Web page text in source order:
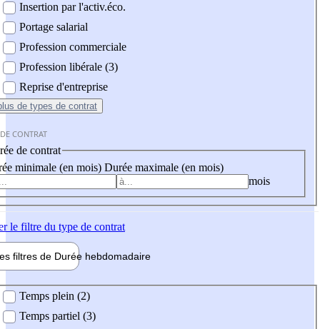
Insertion par l'activ.éco.
Portage salarial
Profession commerciale
Profession libérale (3)
Reprise d'entreprise
de types de contrat
CONTRAT
de contrat
minimale (en mois) Durée maximale (en mois)
mois
le filtre du type de contrat
filtres de Durée hebdomadaire
Temps plein (2)
Temps partiel (3)